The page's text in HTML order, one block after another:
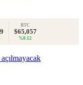
BTC
$65,057
%0.12